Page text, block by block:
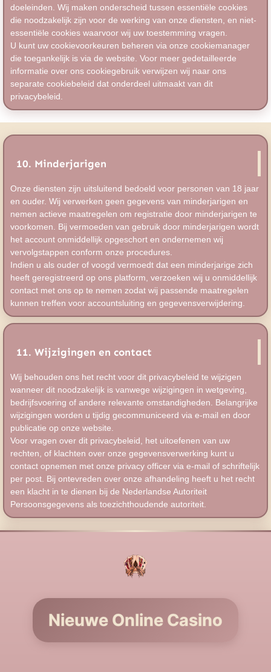
doeleinden. Wij maken onderscheid tussen essentiële cookies
die noodzakelijk zijn voor de werking van onze diensten, en niet-
essentiële cookies waarvoor wij uw toestemming vragen.
U kunt uw cookievoorkeuren beheren via onze cookiemanager
die toegankelijk is via de website. Voor meer gedetailleerde
informatie over ons cookiegebruik verwijzen wij naar ons
separate cookiebeleid dat onderdeel uitmaakt van dit
privacybeleid.
10. Minderjarigen
Onze diensten zijn uitsluitend bedoeld voor personen van 18 jaar
en ouder. Wij verwerken geen gegevens van minderjarigen en
nemen actieve maatregelen om registratie door minderjarigen te
voorkomen. Bij vermoeden van gebruik door minderjarigen wordt
het account onmiddellijk opgeschort en ondernemen wij
vervolgstappen conform onze procedures.
Indien u als ouder of voogd vermoedt dat een minderjarige zich
heeft geregistreerd op ons platform, verzoeken wij u onmiddellijk
contact met ons op te nemen zodat wij passende maatregelen
kunnen treffen voor accountsluiting en gegevensverwijdering.
11. Wijzigingen en contact
Wij behouden ons het recht voor dit privacybeleid te wijzigen
wanneer dit noodzakelijk is vanwege wijzigingen in wetgeving,
bedrijfsvoering of andere relevante omstandigheden. Belangrijke
wijzigingen worden u tijdig gecommuniceerd via e-mail en door
publicatie op onze website.
Voor vragen over dit privacybeleid, het uitoefenen van uw
rechten, of klachten over onze gegevensverwerking kunt u
contact opnemen met onze privacy officer via e-mail of schriftelijk
per post. Bij ontevreden over onze afhandeling heeft u het recht
een klacht in te dienen bij de Nederlandse Autoriteit
Persoonsgegevens als toezichthoudende autoriteit.
Nieuwe Online Casino